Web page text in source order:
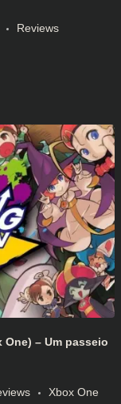
Reviews
– Um passeio
Xbox One